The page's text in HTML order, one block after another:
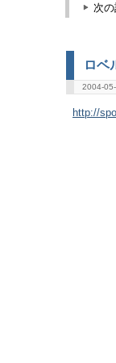
次
ロベ
2004-
http://